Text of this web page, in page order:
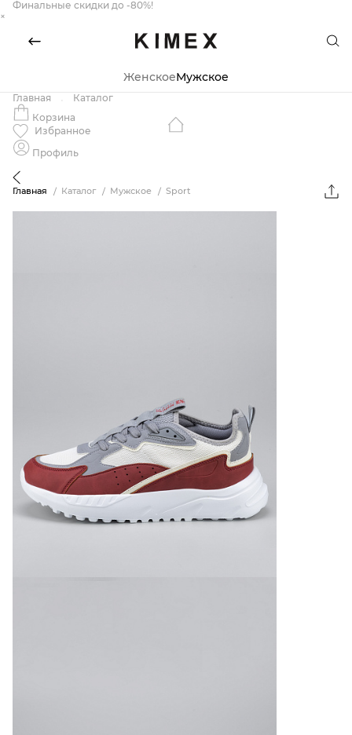
Финальные скидки до -80%!
×
ЖенскоеМужское
Главная
Каталог
Корзина
Избранное
Профиль
Главная Каталог Мужское Sport